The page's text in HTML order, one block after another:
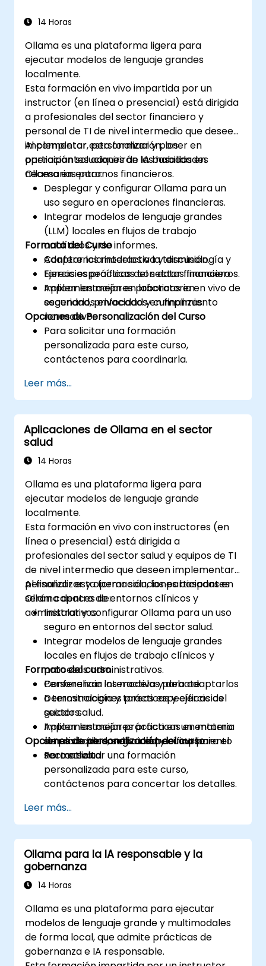
14 Horas
Ollama es una plataforma ligera para
ejecutar modelos de lenguaje grandes
localmente.
Esta formación en vivo impartida por un
instructor (en línea o presencial) está dirigida
a profesionales del sector financiero y
personal de TI de nivel intermedio que deseen
implementar, personalizar y poner en
operación soluciones de IA basadas en
Ollama en entornos financieros.
Al completar esta formación, los
participantes adquirirán las habilidades
necesarias para:
Desplegar y configurar Ollama para un
uso seguro en operaciones financieras.
Integrar modelos de lenguaje grandes
(LLM) locales en flujos de trabajo
analíticos y de informes.
Adaptar los modelos a la terminología y
tareas específicas del sector financiero.
Aplicar las mejores prácticas en
seguridad, privacidad y cumplimiento
normativo.
Formato del Curso
Conferencia interactiva y discusión.
Ejercicios prácticos con datos financieros.
Implementación en laboratorio en vivo de
escenarios enfocados en finanzas.
Opciones de Personalización del Curso
Para solicitar una formación
personalizada para este curso,
contáctenos para coordinarla.
Leer más...
Aplicaciones de Ollama en el sector
salud
14 Horas
Ollama es una plataforma ligera para
ejecutar modelos de lenguaje grande
localmente.
Esta formación en vivo con instructores (en
línea o presencial) está dirigida a
profesionales del sector salud y equipos de TI
de nivel intermedio que deseen implementar,
personalizar y operar soluciones basadas en
Ollama dentro de entornos clínicos y
administrativos.
Al finalizar esta formación, los participantes
serán capaces de:
Instalar y configurar Ollama para un uso
seguro en entornos del sector salud.
Integrar modelos de lenguaje grandes
locales en flujos de trabajo clínicos y
procesos administrativos.
Personalizar los modelos para adaptarlos
a terminología y tareas específicas del
sector salud.
Aplicar las mejores prácticas en materia
de privacidad, seguridad y cumplimiento
normativo.
Formato del curso
Conferencia interactiva y debate.
Demostraciones prácticas y ejercicios
guiados.
Implementación práctica en un entorno
simulado de sandbox específico para el
sector salud.
Opciones de personalización del curso
Para solicitar una formación
personalizada para este curso,
contáctenos para concertar los detalles.
Leer más...
Ollama para la IA responsable y la
gobernanza
14 Horas
Ollama es una plataforma para ejecutar
modelos de lenguaje grande y multimodales
de forma local, que admite prácticas de
gobernanza e IA responsable.